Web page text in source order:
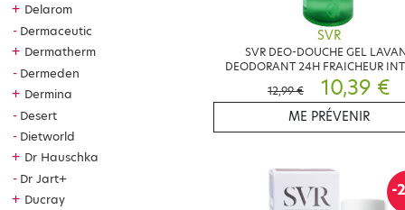
+ Delarom
Dermaceutic
+ Dermatherm
Dermeden
+ Dermina
Desert
Dietworld
+ Dr Hauschka
Dr Jart+
+ Ducray
La
SVR
SVR DEO-DOUCHE GEL
DEODORANT 24H FRAICHEUR
400ML
12,99 € 10,39 €
ME PRÉVENIR
-